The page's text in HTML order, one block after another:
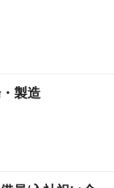
製造